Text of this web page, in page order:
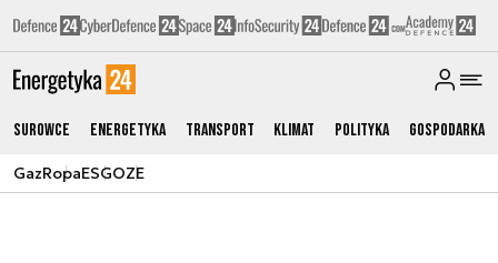
Surowce Energetyka Transport Klimat Polityka Gospodarka
GazRopaESGOZE